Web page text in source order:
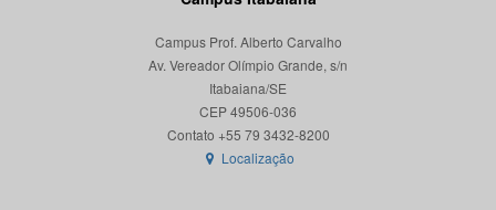
Campus Prof. Alberto Carvalho
Av. Vereador Olímpio Grande, s/n
Itabaiana/SE
CEP 49506-036
Localização